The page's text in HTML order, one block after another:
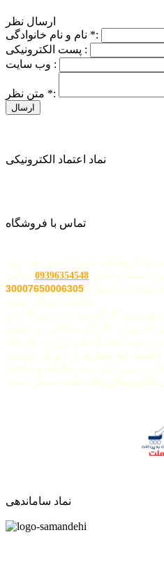
ارسال نظر
*:
پست الکترونیکی :
وب سایت :
*:
نماد اعتماد الکترونیکی
تماس با فروشگاه
و فروشگاه کیمیا استون هر روز
09396354548 تماس
کوتاه به شماره 30007650006305
کارگاه ساخت زیورآلات و
فیروزه، کارگاه حکاکی و عقیق
ستاد ساماندهی وزارت فرهنگ
اعتماد دو ستاره
از مرکز توسعه
می باشد و به سامانه پرداخت
الکترونیکی بانک ملت
نماد ساماندهی